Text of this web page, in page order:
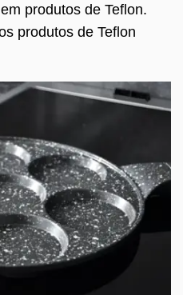
produtos de Teflon.
produtos de Teflon